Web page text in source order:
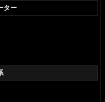
ター